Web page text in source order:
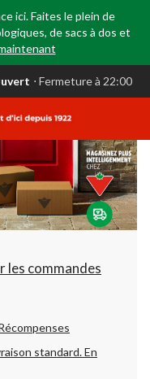
ici. Faites le plein de
de sacs à dos et
⋅ Fermeture à 22:00
les commandes
standard.En